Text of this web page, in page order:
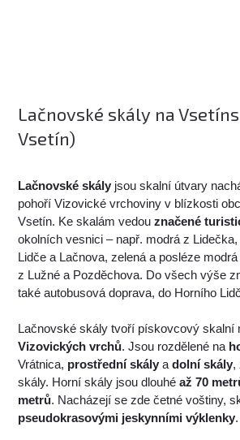
Lačnovské skály na
Vsetín)
Lačnovské skály jsou skalní útvary
pohoří Vizovické vrchoviny v blízkosti
Vsetín. Ke skalám vedouznačené
okolních vesnici – např. modrá z
Lidče a Lačnova, zelená a posléze
z Lužné a Pozděchova. Do všech výše
také autobusová doprava, do Horního
Lačnovské skály tvoří pískovcový skalní
Vizovických vrchů. Jsou rozdělené na
Vrátnica, prostřední skály adolní skály,
skály. Horní skály jsou dlouhéaž 70
metrů. Nacházejí se zde četné voštiny,
pseudokrasovými jeskynními výklenky.